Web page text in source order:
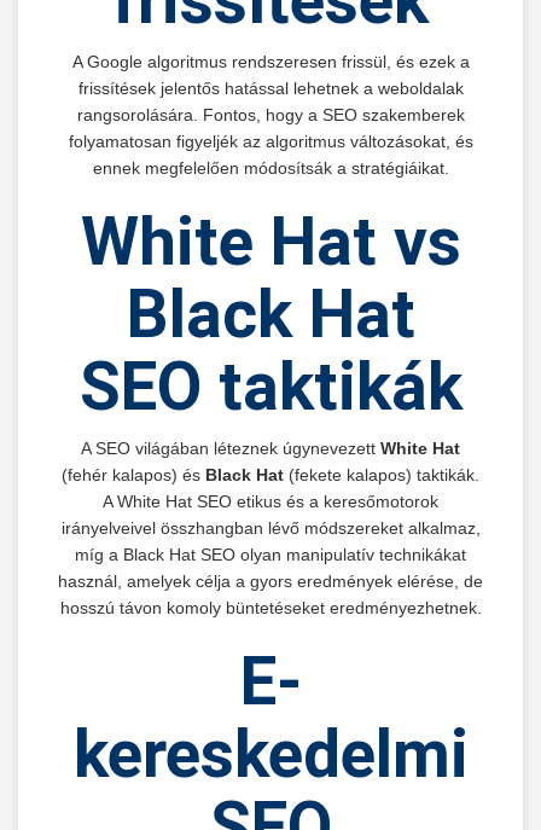
A Google algoritmus rendszeresen frissül, és ezek a
frissítések jelentős hatással lehetnek a weboldalak
rangsorolására. Fontos, hogy a SEO szakemberek
folyamatosan figyeljék az algoritmus változásokat, és
ennek megfelelően módosítsák a stratégiáikat.
White Hat vs
Black Hat
SEO taktikák
A SEO világában léteznek úgynevezett White Hat
(fehér kalapos) és Black Hat (fekete kalapos) taktikák.
A White Hat SEO etikus és a keresőmotorok
irányelveivel összhangban lévő módszereket alkalmaz,
míg a Black Hat SEO olyan manipulatív technikákat
használ, amelyek célja a gyors eredmények elérése, de
hosszú távon komoly büntetéseket eredményezhetnek.
E-
kereskedelmi